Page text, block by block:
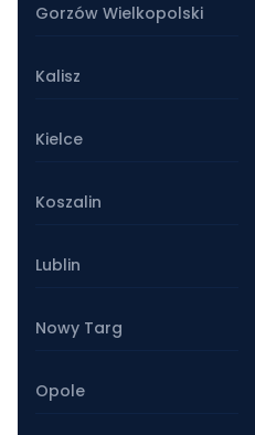
Gorzów Wielkopolski
Kalisz
Kielce
Koszalin
Lublin
Nowy Targ
Opole